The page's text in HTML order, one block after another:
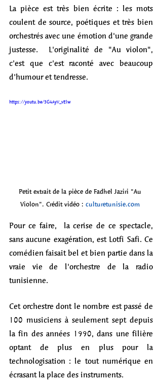
La pièce est très bien écrite : les mots
coulent de source, poétiques et très bien
orchestrés avec une émotion d'une grande
justesse. L'originalité de "Au violon",
c'est que c'est raconté avec beaucoup
d'humour et tendresse.
https://youtu.be/3G4AyV_vElw
Petit extrait de la pièce de Fadhel Jaziri "Au
Violon". Créditvidéo : culturetunisie.com
Pour ce faire,  la cerise de ce spectacle,
sans aucune exagération, est Lotfi Safi. Ce
comédien faisait bel et bien partie dans la
vraie vie de l'orchestre de la radio
tunisienne.
Cet orchestre dont le nombre est passé de
100 musiciens à seulement sept depuis
la fin des années 1990, dans une filière
optant de plus en plus pour la
technologisation : le tout numérique en
écrasant la place des instruments.